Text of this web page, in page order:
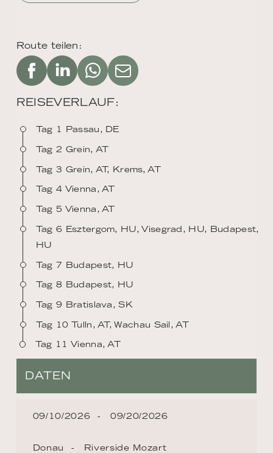
Route teilen:
REISEVERLAUF:
Tag 1 Passau, DE
Tag 2 Grein, AT
Tag 3 Grein, AT, Krems, AT
Tag 4 Vienna, AT
Tag 5 Vienna, AT
Tag 6 Esztergom, HU, Visegrad, HU, Budapest,
HU
Tag 7 Budapest, HU
Tag 8 Budapest, HU
Tag 9 Bratislava, SK
Tag 10 Tulln, AT, Wachau Sail, AT
Tag 11 Vienna, AT
DATEN
09/10/2026 09/20/2026
Donau Riverside Mozart